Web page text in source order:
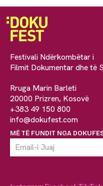
Festivali Ndërkombëtar i
Filmit Dokumentar dhe të
Rruga Marin Barleti
20000 Prizren, Kosovë
+383 49 150 800
info@dokufest.com
MË TË FUNDIT NGA